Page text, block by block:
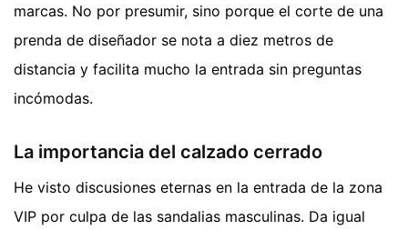
marcas. No por presumir, sino porque el corte de una
prenda de diseñador se nota a diez metros de
distancia y facilita mucho la entrada sin preguntas
incómodas.
La importancia del calzado cerrado
He visto discusiones eternas en la entrada de la zona
VIP por culpa de las sandalias masculinas. Da igual